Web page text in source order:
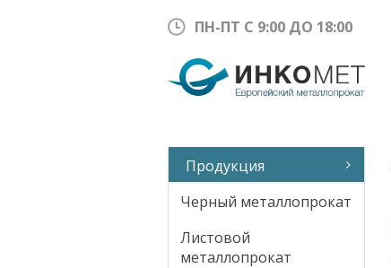
ПН-ПТ С 9:00 ДО 18:00
Продукция
Черный металлопрокат
Листовой
металлопрокат